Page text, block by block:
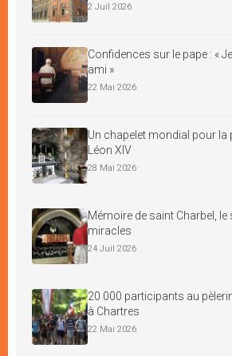
2 Juil 2026
Confidences sur le pape : «
ami »
22 Mai 2026
Un chapelet mondial pour la
Léon XIV
28 Mai 2026
Mémoire de saint Charbel, le
miracles
24 Juil 2026
20 000 participants au
à Chartres
22 Mai 2026